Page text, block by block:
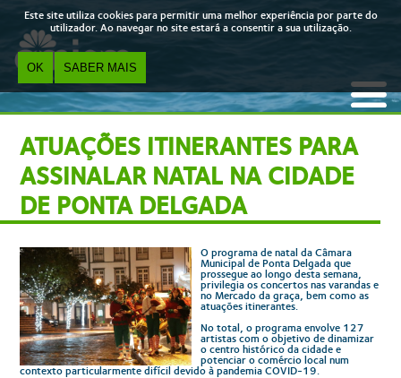
Este site utiliza cookies para permitir uma melhor experiência por parte do
utilizador. Ao navegar no site estará a consentir a sua utilização.
OK SABER MAIS
ATUAÇÕES ITINERANTES PARA
ASSINALAR NATAL NA CIDADE
DE PONTA DELGADA
O programa de natal da Câmara
Municipal de Ponta Delgada que
prossegue ao longo desta semana,
privilegia os concertos nas varandas e
no Mercado da graça, bem como as
atuações itinerantes.
No total, o programa envolve 127
artistas com o objetivo de dinamizar
o centro histórico da cidade e
potenciar o comércio local num
contexto particularmente difícil devido à pandemia COVID-19.